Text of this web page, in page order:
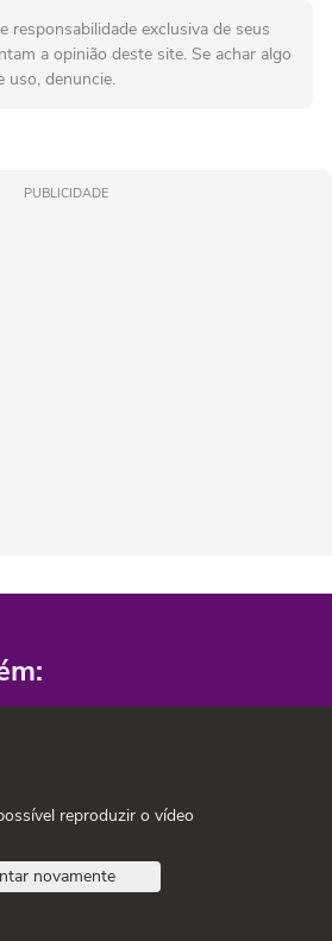
responsabilidade exclusiva de seus
a opinião deste site. Se achar algo
uso, denuncie.
PUBLICIDADE
reproduzir o vídeo
novamente